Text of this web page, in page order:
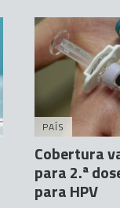
PAÍS
Cobertura
para 2.ª
para HPV